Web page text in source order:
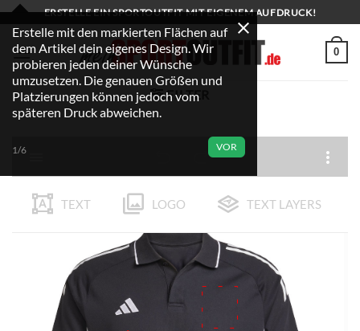
Zum
Inhalt
springen
ERSTELLE EIN SPORTOUTFIT MIT EIGENEM AUFDRUCK!
0
FILTER
TEXT LOGO TEXT LAYERS
Erstelle mit den markierten Flächen auf
dem Artikel dein eigenes Design. Wir
probieren jeden deiner Wünsche
umzusetzen. Die genauen Größen und
Platzierungen können jedoch vom
späteren Druck abweichen.
VOR
1/6